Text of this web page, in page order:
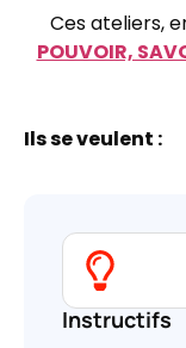
Ces ateliers,
POUVOIR,
Ils se veulent :
Instructifs